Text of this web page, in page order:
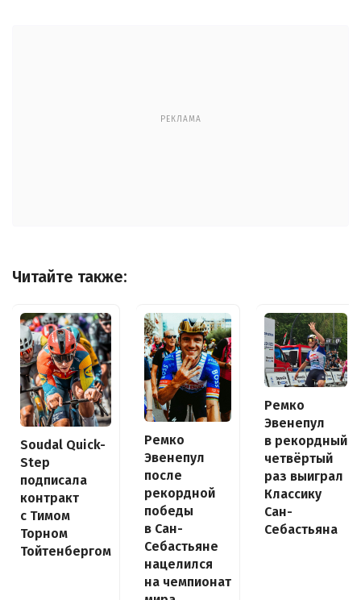
РЕКЛАМА
Читайте также:
Soudal Quick-
Step
подписала
контракт
с Тимом
Торном
Тойтенбергом
Ремко
Эвенепул
после
рекордной
победы
в Сан-
Себастьяне
нацелился
на чемпионат
Ремко
Эвенепул
в рекордный
четвёртый
раз выиграл
Классику
Сан-
Себастьяна